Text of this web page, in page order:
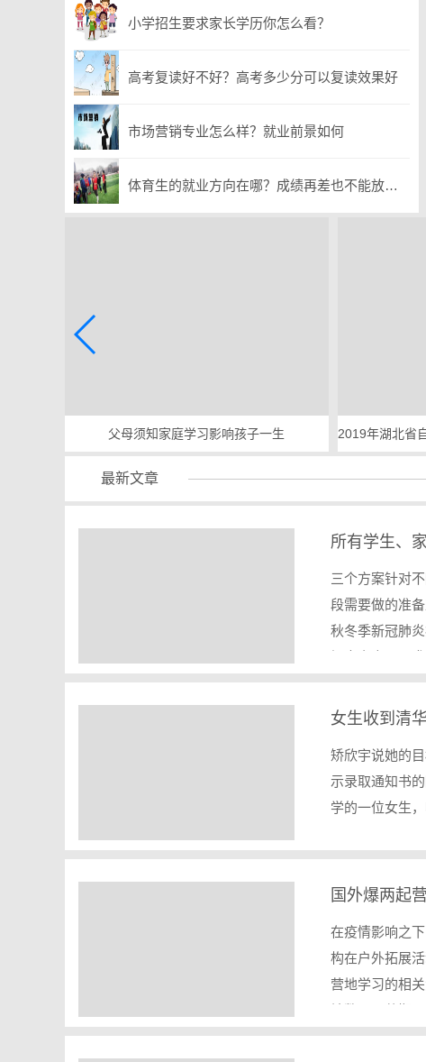
小学招生要求家长学历你怎么看？
高考复读好不好？高考多少分可以复读效果好
市场营销专业怎么样？就业前景如何
体育生的就业方向在哪？成绩再差也不能放弃！毕业学长哭诉：悔不当初
父母须知家庭学习影响孩子一生
最新文章
所有学生、
三个方案针对
段需要做的准
秋冬季新冠肺
矫欣宇说她的
示录取通知书
学的一位女生
在疫情影响之
构在户外拓展
营地学习的相